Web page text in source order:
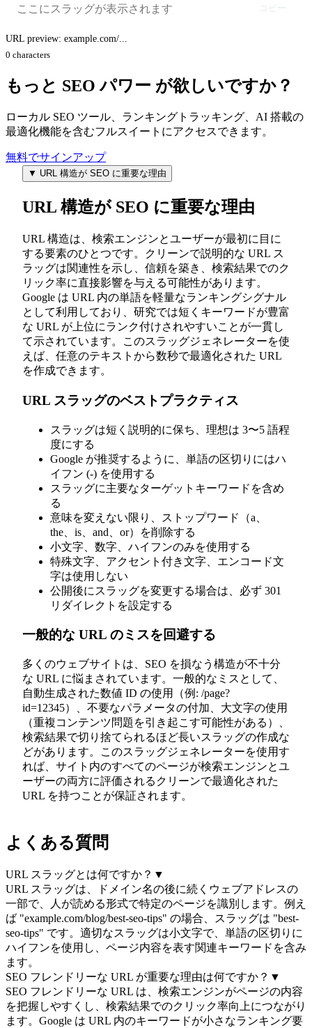
コピー
URL preview: example.com/
0 characters
もっと SEO パワー が欲しいですか？
ローカル SEO ツール、ランキングトラッキング、AI 搭載の
最適化機能を含むフルスイートにアクセスできます。
無料でサインアップ
▼ URL 構造が SEO に重要な理由
URL 構造が SEO に重要な理由
URL 構造は、検索エンジンとユーザーが最初に目に
する要素のひとつです。クリーンで説明的な URL ス
ラッグは関連性を示し、信頼を築き、検索結果でのク
リック率に直接影響を与える可能性があります。
Google は URL 内の単語を軽量なランキングシグナル
として利用しており、研究では短くキーワードが豊富
な URL が上位にランク付けされやすいことが一貫し
て示されています。このスラッグジェネレーターを使
えば、任意のテキストから数秒で最適化された URL
を作成できます。
URL スラッグのベストプラクティス
スラッグは短く説明的に保ち、理想は 3〜5 語程
度にする
Google が推奨するように、単語の区切りにはハ
イフン (-) を使用する
スラッグに主要なターゲットキーワードを含め
る
意味を変えない限り、ストップワード（a、
the、is、and、or）を削除する
小文字、数字、ハイフンのみを使用する
特殊文字、アクセント付き文字、エンコード文
字は使用しない
公開後にスラッグを変更する場合は、必ず 301
リダイレクトを設定する
一般的な URL のミスを回避する
多くのウェブサイトは、SEO を損なう構造が不十分
な URL に悩まされています。一般的なミスとして、
自動生成された数値 ID の使用（例: /page?
id=12345）、不要なパラメータの付加、大文字の使用
（重複コンテンツ問題を引き起こす可能性がある）、
検索結果で切り捨てられるほど長いスラッグの作成な
どがあります。このスラッグジェネレーターを使用す
れば、サイト内のすべてのページが検索エンジンとユ
ーザーの両方に評価されるクリーンで最適化された
URL を持つことが保証されます。
よくある質問
URL スラッグとは何ですか？ ▼
URL スラッグは、ドメイン名の後に続くウェブアドレスの
一部で、人が読める形式で特定のページを識別します。例え
ば "example.com/blog/best-seo-tips" の場合、スラッグは "best-
seo-tips" です。適切なスラッグは小文字で、単語の区切りに
ハイフンを使用し、ページ内容を表す関連キーワードを含み
ます。
SEO フレンドリーな URL が重要な理由は何ですか？ ▼
SEO フレンドリーな URL は、検索エンジンがページの内容
を把握しやすくし、検索結果でのクリック率向上につながり
ます。Google は URL 内のキーワードが小さなランキング要